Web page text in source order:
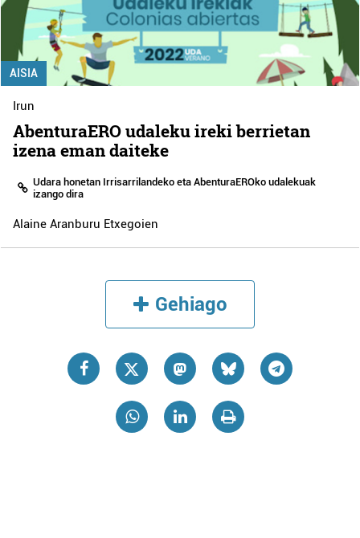
AISIA
Irun
AbenturaERO udaleku ireki berrietan
izena eman daiteke
Udara honetan Irrisarrilandeko eta AbenturaEROko udalekuak
izango dira
Alaine Aranburu Etxegoien
Gehiago